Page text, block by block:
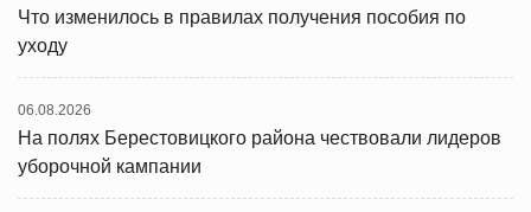
Что изменилось в правилах получения пособия по
уходу
06.08.2026
На полях Берестовицкого района чествовали лидеров
уборочной кампании